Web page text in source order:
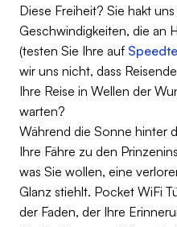
Diese Freiheit? Sie hakt
Geschwindigkeiten, die an
(testen Sie Ihre auf
wir uns nicht, dass
Ihre Reise in Wellen der
warten?
Während die Sonne hinter
Ihre Fähre zu den
was Sie wollen, eine
Glanz stiehlt. Pocket WiFi
der Faden, der Ihre